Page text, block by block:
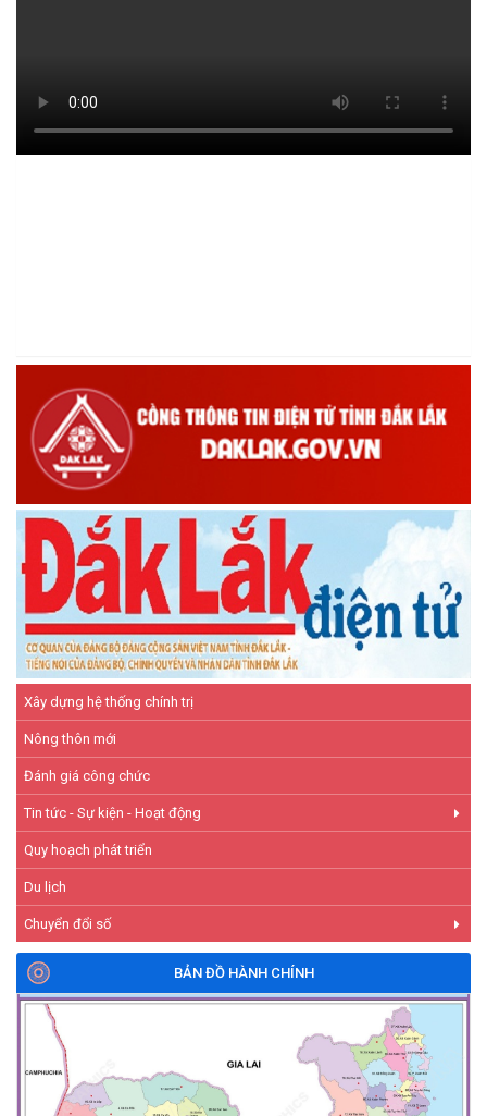
Xây dựng hệ thống chính trị
Nông thôn mới
Đánh giá công chức
Tin tức - Sự kiện - Hoạt động
Quy hoạch phát triển
Du lịch
Chuyển đổi số
BẢN ĐỒ HÀNH CHÍNH
Thông báo Danh sách thủ tục hành chính thuộc thẩm quyền giải
quyết của UBND xã Ea Kiết
(22/12/2025)
(16/12/2025)
Hội Cựu chiến binh xã Ea Kiết tăng cường công tác kiểm tra,
giám sát nhằm nâng cao chất lượng tín dụng chính sách
(26/11/2025)
Hiệu quả từ nguồn vốn vay Ngân hàng Chính sách xã hội giúp
các hộ nghèo, cận nghèo thoát nghèo
(20/10/2025)